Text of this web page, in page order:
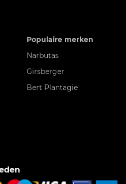
Populaire merken
Narbutas
Girsberger
Bert Plantagie